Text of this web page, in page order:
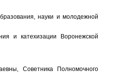
науки и молодежной
и катехизации Воронежской
Советника Полномочного